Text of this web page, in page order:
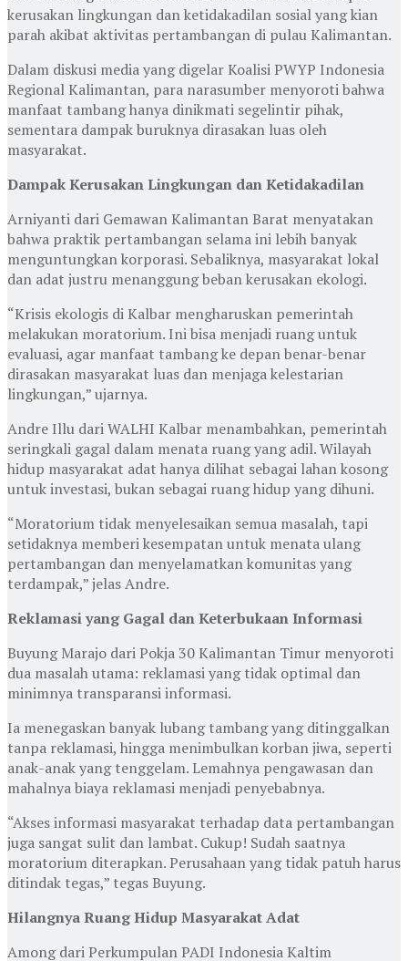
kerusakan lingkungan dan ketidakadilan sosial yang kian
parah akibat aktivitas pertambangan di pulau Kalimantan.
Dalam diskusi media yang digelar Koalisi PWYP Indonesia
Regional Kalimantan, para narasumber menyoroti bahwa
manfaat tambang hanya dinikmati segelintir pihak,
sementara dampak buruknya dirasakan luas oleh
masyarakat.
Dampak Kerusakan Lingkungan dan Ketidakadilan
Arniyanti dari Gemawan Kalimantan Barat menyatakan
bahwa praktik pertambangan selama ini lebih banyak
menguntungkan korporasi. Sebaliknya, masyarakat lokal
dan adat justru menanggung beban kerusakan ekologi.
“Krisis ekologis di Kalbar mengharuskan pemerintah
melakukan moratorium. Ini bisa menjadi ruang untuk
evaluasi, agar manfaat tambang ke depan benar-benar
dirasakan masyarakat luas dan menjaga kelestarian
lingkungan,” ujarnya.
Andre Illu dari WALHI Kalbar menambahkan, pemerintah
seringkali gagal dalam menata ruang yang adil. Wilayah
hidup masyarakat adat hanya dilihat sebagai lahan kosong
untuk investasi, bukan sebagai ruang hidup yang dihuni.
“Moratorium tidak menyelesaikan semua masalah, tapi
setidaknya memberi kesempatan untuk menata ulang
pertambangan dan menyelamatkan komunitas yang
terdampak,” jelas Andre.
Reklamasi yang Gagal dan Keterbukaan Informasi
Buyung Marajo dari Pokja 30 Kalimantan Timur menyoroti
dua masalah utama: reklamasi yang tidak optimal dan
minimnya transparansi informasi.
Ia menegaskan banyak lubang tambang yang ditinggalkan
tanpa reklamasi, hingga menimbulkan korban jiwa, seperti
anak-anak yang tenggelam. Lemahnya pengawasan dan
mahalnya biaya reklamasi menjadi penyebabnya.
“Akses informasi masyarakat terhadap data pertambangan
juga sangat sulit dan lambat. Cukup! Sudah saatnya
moratorium diterapkan. Perusahaan yang tidak patuh harus
ditindak tegas,” tegas Buyung.
Hilangnya Ruang Hidup Masyarakat Adat
Among dari Perkumpulan PADI Indonesia Kaltim